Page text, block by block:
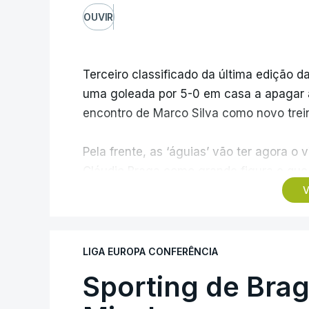
OUVIR
Terceiro classificado da última edição
uma goleada por 5-0 em casa a
encontro de Marco Silva como novo
Pela frente, as ‘águias’ vão ter agora
dos Campeões, depois de serem
Caso se qualifique, o Benfica vai
Azerbaijão, sendo que, em caso de
LIGA EUROPA CONFERÊNCIA
Sporting de